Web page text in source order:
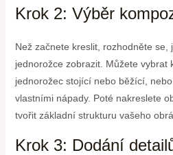
Krok 2: Výběr
Než začnete kreslit, rozhodněte se,
jednorožce zobrazit. Můžete vybrat
jednorožec stojící nebo běžící,
vlastními nápady. Poté nakreslete
tvořit základní strukturu vašeho
Krok 3: Dodání